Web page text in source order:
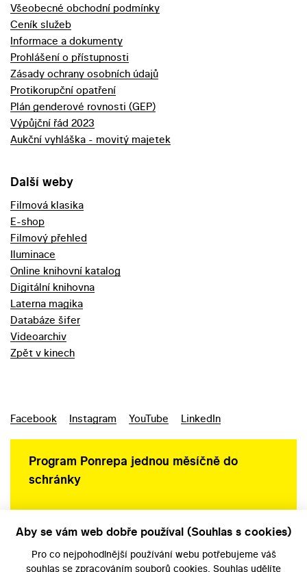
Všeobecné obchodní podmínky
Ceník služeb
Informace a dokumenty
Prohlášení o přístupnosti
Zásady ochrany osobních údajů
Protikorupční opatření
Plán genderové rovnosti (GEP)
Výpůjční řád 2023
Aukční vyhláška - movitý majetek
Další weby
Filmová klasika
E-shop
Filmový přehled
Iluminace
Online knihovní katalog
Digitální knihovna
Laterna magika
Databáze šifer
Videoarchiv
Zpět v kinech
Facebook Instagram YouTube LinkedIn
Program Ponrepa jednou měsíčně do
schránky
Aby se vám web dobře používal (Souhlas s cookies)
Pro co nejpohodlnější používání webu potřebujeme váš
souhlas se zpracováním souborů cookies. Souhlas udělíte